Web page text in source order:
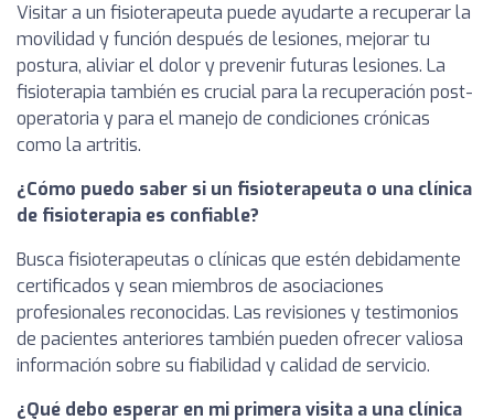
Visitar a un fisioterapeuta puede ayudarte a recuperar la
movilidad y función después de lesiones, mejorar tu
postura, aliviar el dolor y prevenir futuras lesiones. La
fisioterapia también es crucial para la recuperación post-
operatoria y para el manejo de condiciones crónicas
como la artritis.
¿Cómo puedo saber si un fisioterapeuta o una clínica
de fisioterapia es confiable?
Busca fisioterapeutas o clínicas que estén debidamente
certificados y sean miembros de asociaciones
profesionales reconocidas. Las revisiones y testimonios
de pacientes anteriores también pueden ofrecer valiosa
información sobre su fiabilidad y calidad de servicio.
¿Qué debo esperar en mi primera visita a una clínica